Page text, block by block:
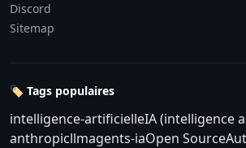
Discord
Sitemap
🏷️ Tags populaires
intelligence-artificielleIA (intelligence
anthropicllmagents-iaOpen Source